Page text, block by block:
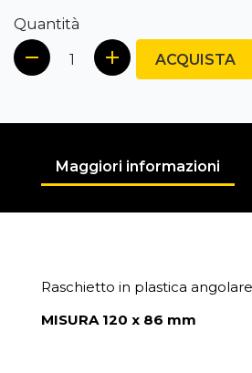
Quantità
ACQUISTA
Maggiori informazioni
Raschietto in plastica angolare
MISURA 120 x 86 mm